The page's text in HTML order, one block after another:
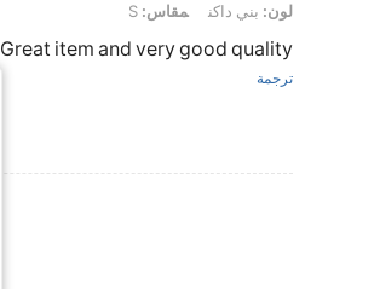
لون: بني داكن, مقاس: S
لون: بني داكن مقاس:
Great item and very good quality
ترجمة